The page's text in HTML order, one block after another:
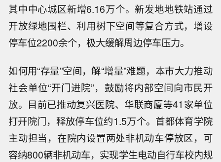
其中中心城区新增6.16万个。新发地地铁站通过
开放绿地围栏、利用树下空间等复合方式，增设
停车位2200余个，极大缓解周边停车压力。
如何用“存量”空间，解“增量”难题，本市大力推动
社会单位“开门进院”，鼓励将内部空间向市民开
放。目前已推动复兴医院、华联商厦等41家单位
打开院门，释放停车位约1.5万个。首都体育学院
主动担当，在院内设置两处非机动车停放区，可
容纳800辆非机动车，实现学生电动自行车校内规